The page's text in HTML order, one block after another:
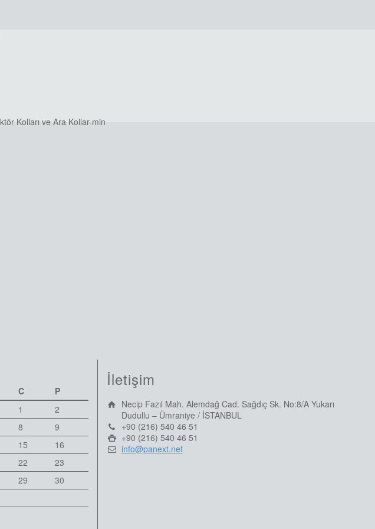
C P
1
2
8
9
15
16
22
23
29
30
İletişim
Necip Fazıl Mah. Alemdağ Cad. Sağdıç Sk. No:8/A Yukarı
Dudullu – Ümraniye / İSTANBUL
+90 (216) 540 46 51
+90 (216) 540 46 51
info@panext.net